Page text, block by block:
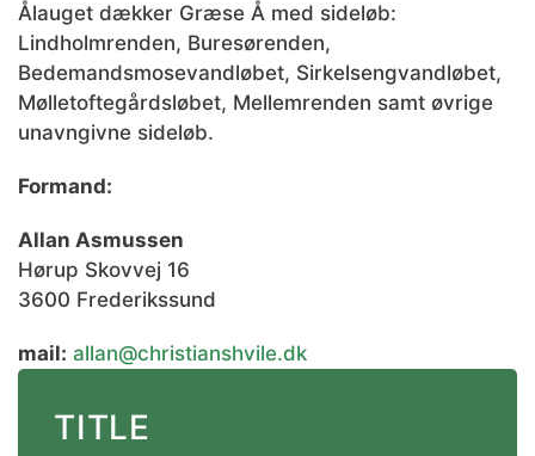
Ålauget dækker Græse Å med sideløb:
Lindholmrenden, Buresørenden,
Bedemandsmosevandløbet, Sirkelsengvandløbet,
Mølletoftegårdsløbet, Mellemrenden samt øvrige
unavngivne sideløb.
Formand:
Allan Asmussen
Hørup Skovvej 16
3600 Frederikssund
mail: allan@christianshvile.dk
TITLE